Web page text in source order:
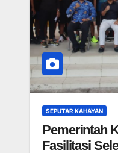
SEPUTAR KAHAYAN
Pemerintah
Fasilitasi